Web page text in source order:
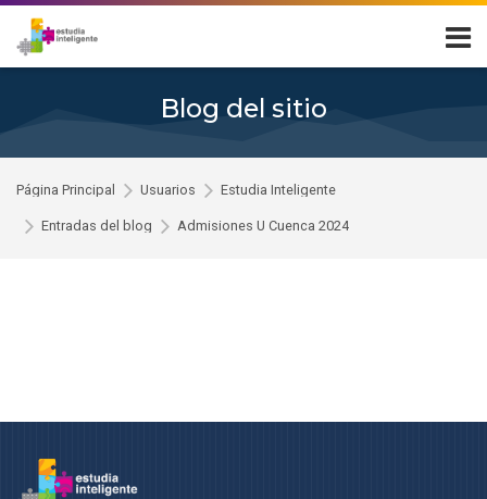
Skip to navigation
Skip to login form
Salta al contenido principal
Skip to footer
Blog del sitio
Página Principal Usuarios Estudia Inteligente
Entradas del blog Admisiones U Cuenca 2024